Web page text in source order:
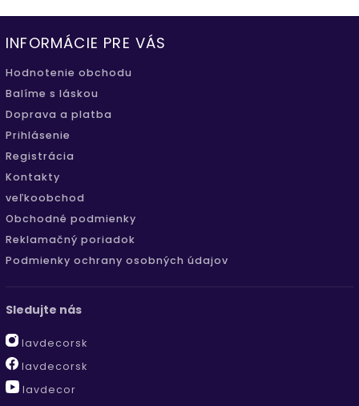
INFORMÁCIE PRE VÁS
Hodnotenie obchodu
Balíme s láskou
Doprava a platba
Prihlásenie
Registrácia
Kontakty
veľkoobchod
Obchodné podmienky
Reklamačný poriadok
Podmienky ochrany osobných údajov
Sledujte nás
lavdecorsk
lavdecorsk
lavdecor